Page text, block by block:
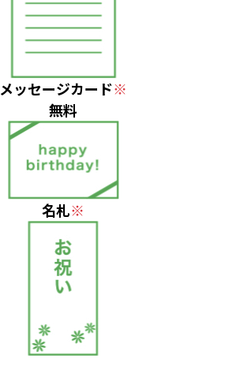
メッセージカード※
無料
名札※